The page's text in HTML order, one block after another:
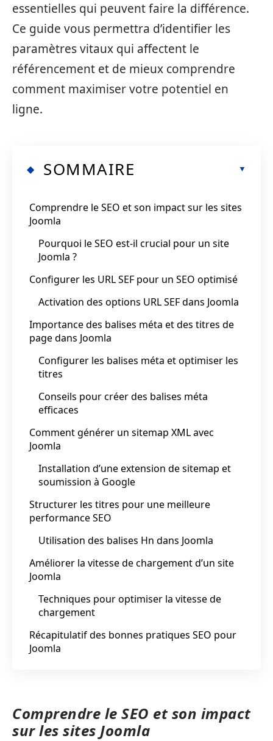
essentielles qui peuvent faire la différence.
Ce guide vous permettra d’identifier les
paramètres vitaux qui affectent le
référencement et de mieux comprendre
comment maximiser votre potentiel en
ligne.
SOMMAIRE
Comprendre le SEO et son impact sur les sites
Joomla
Pourquoi le SEO est-il crucial pour un site
Joomla ?
Configurer les URL SEF pour un SEO optimisé
Activation des options URL SEF dans Joomla
Importance des balises méta et des titres de
page dans Joomla
Configurer les balises méta et optimiser les
titres
Conseils pour créer des balises méta
efficaces
Comment générer un sitemap XML avec
Joomla
Installation d’une extension de sitemap et
soumission à Google
Structurer les titres pour une meilleure
performance SEO
Utilisation des balises Hn dans Joomla
Améliorer la vitesse de chargement d’un site
Joomla
Techniques pour optimiser la vitesse de
chargement
Récapitulatif des bonnes pratiques SEO pour
Joomla
Comprendre le SEO et son impact
sur les sites Joomla